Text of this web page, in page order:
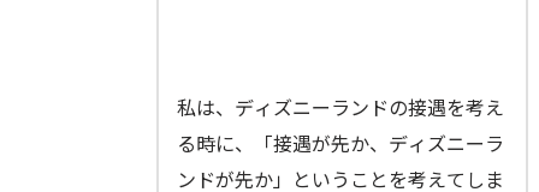
私は、ディズニーランドの接遇を考え
る時に、「接遇が先か、ディズニーラ
ンドが先か」ということを考えてしま